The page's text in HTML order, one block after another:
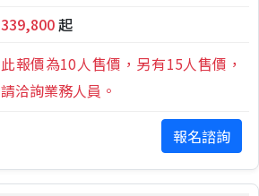
339,800起
此報價為10人售價，另有15人售價，
請洽詢業務人員。
報名諮詢